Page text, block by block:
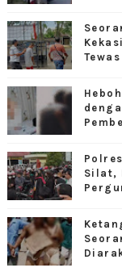
Silat,